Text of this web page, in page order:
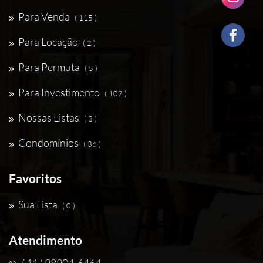
Para Venda ( 115 )
Para Locação ( 2 )
Para Permuta ( 5 )
Para Investimento ( 107 )
Nossas Listas ( 3 )
Condomínios ( 36 )
Favoritos
Sua Lista ( 0 )
Atendimento